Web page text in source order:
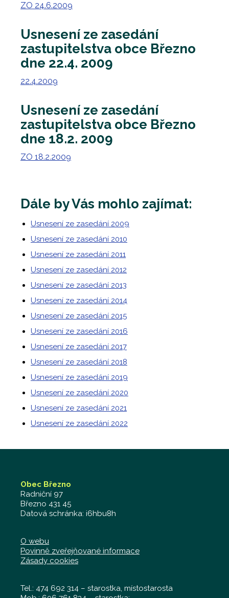
ZO 24.6.2009
Usnesení ze zasedání
zastupitelstva obce Březno
dne 22.4. 2009
22.4.2009
Usnesení ze zasedání
zastupitelstva obce Březno
dne 18.2. 2009
ZO 18.2.2009
Dále by Vás mohlo zajímat:
Usnesení ze zasedání 2009
Usnesení ze zasedání 2010
Usnesení ze zasedání 2011
Usnesení ze zasedání 2012
Usnesení ze zasedání 2013
Usnesení ze zasedání 2014
Usnesení ze zasedání 2015
Usnesení ze zasedání 2016
Usnesení ze zasedání 2017
Usnesení ze zasedání 2018
Usnesení ze zasedání 2019
Usnesení ze zasedání 2020
Usnesení ze zasedání 2021
Usnesení ze zasedání 2022
Obec Březno
Radniční 97
Březno 431 45
Datová schránka: i6hbu8h
O webu
Povinně zveřejňované informace
Zásady cookies
Tel.: 474 692 314 – starostka, místostarosta